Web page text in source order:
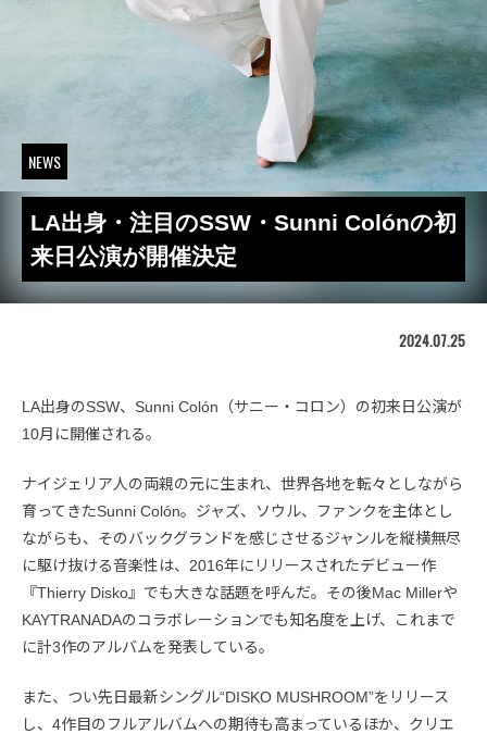
NEWS
LA出身・注目のSSW・Sunni Colónの初
来日公演が開催決定
2024.07.25
LA出身のSSW、Sunni Colón（サニー・コロン）の初来日公演が
10月に開催される。
ナイジェリア人の両親の元に生まれ、世界各地を転々としながら
育ってきたSunni Colón。ジャズ、ソウル、ファンクを主体とし
ながらも、そのバックグランドを感じさせるジャンルを縦横無尽
に駆け抜ける音楽性は、2016年にリリースされたデビュー作
『Thierry Disko』でも大きな話題を呼んだ。その後Mac Millerや
KAYTRANADAのコラボレーションでも知名度を上げ、これまで
に計3作のアルバムを発表している。
また、つい先日最新シングル“DISKO MUSHROOM”をリリース
し、4作目のフルアルバムへの期待も高まっているほか、クリエ